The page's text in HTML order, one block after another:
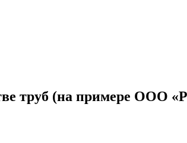
труб (на примере ООО